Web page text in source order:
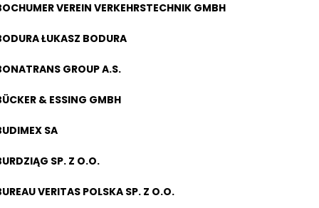
VEREIN VERKEHRSTECHNIK GMBH
ŁUKASZ BODURA
GROUP A.S.
& ESSING GMBH
SA
SP. Z O.O.
VERITAS POLSKA SP. Z O.O.